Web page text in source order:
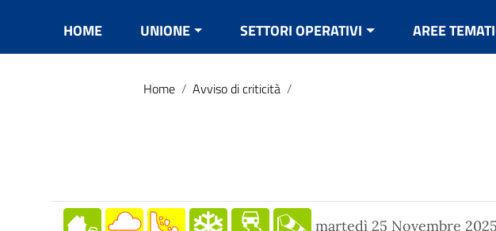
HOME UNIONE SETTORI OPERATIVI AREE
Home / Avviso di criticità /
martedì 25 Novembre 2025